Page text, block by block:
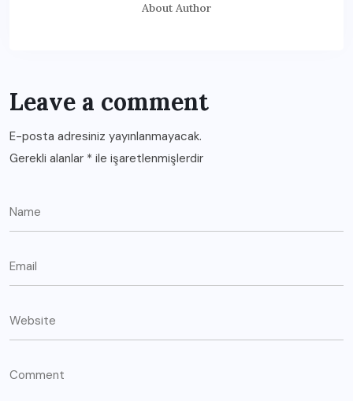
About Author
Leave a comment
E-posta adresiniz yayınlanmayacak.
Gerekli alanlar * ile işaretlenmişlerdir